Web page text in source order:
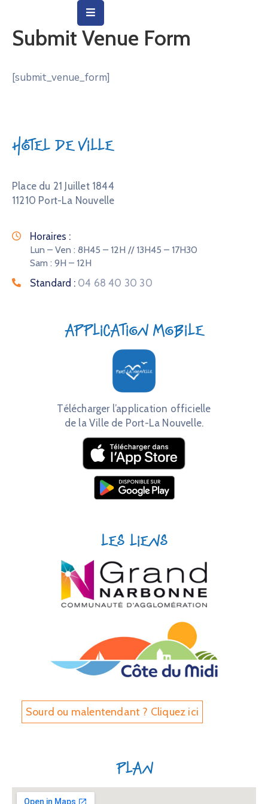
Quotidienne
Education
&
Culture
Submit Venue Form
[submit_venue_form]
Hôtel de Ville
Place du 21 Juillet 1844
11210 Port-La Nouvelle
Horaires :
Lun – Ven : 8H45 – 12H // 13H45 – 17H30
Sam : 9H – 12H
Standard : 04 68 40 30 30
Application mobile
Télécharger l’application officielle
de la Ville de Port-La Nouvelle.
Les liens
Sourd ou malentendant ? Cliquez ici
Plan